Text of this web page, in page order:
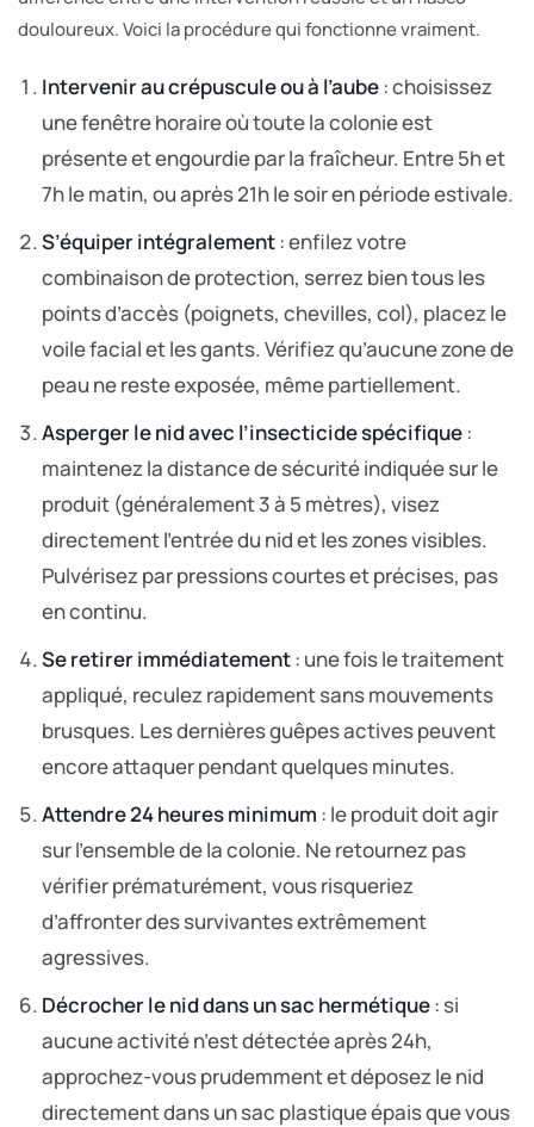
douloureux. Voici la procédure qui fonctionne vraiment.
Intervenir au crépuscule ou à l’aube : choisissez
une fenêtre horaire où toute la colonie est
présente et engourdie par la fraîcheur. Entre 5h et
7h le matin, ou après 21h le soir en période estivale.
S’équiper intégralement : enfilez votre
combinaison de protection, serrez bien tous les
points d’accès (poignets, chevilles, col), placez le
voile facial et les gants. Vérifiez qu’aucune zone de
peau ne reste exposée, même partiellement.
Asperger le nid avec l’insecticide spécifique :
maintenez la distance de sécurité indiquée sur le
produit (généralement 3 à 5 mètres), visez
directement l’entrée du nid et les zones visibles.
Pulvérisez par pressions courtes et précises, pas
en continu.
Se retirer immédiatement : une fois le traitement
appliqué, reculez rapidement sans mouvements
brusques. Les dernières guêpes actives peuvent
encore attaquer pendant quelques minutes.
Attendre 24 heures minimum : le produit doit agir
sur l’ensemble de la colonie. Ne retournez pas
vérifier prématurément, vous risqueriez
d’affronter des survivantes extrêmement
agressives.
Décrocher le nid dans un sac hermétique : si
aucune activité n’est détectée après 24h,
approchez-vous prudemment et déposez le nid
directement dans un sac plastique épais que vous